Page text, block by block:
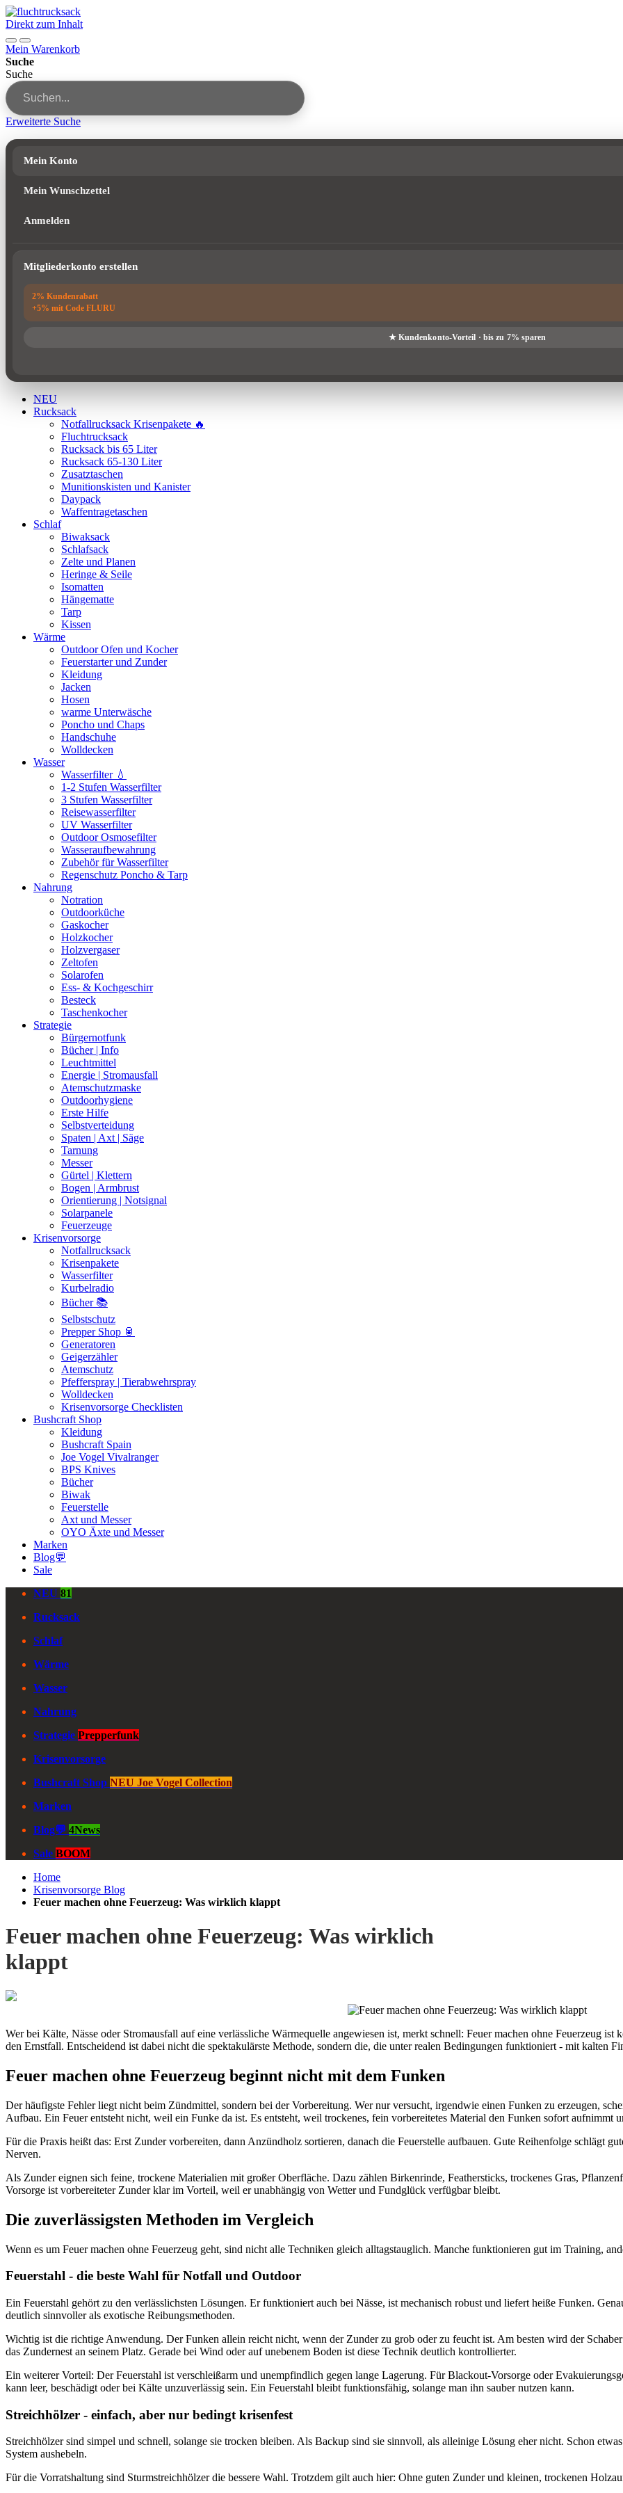
Direkt zum Inhalt
Mein Warenkorb
Suche
Suche
Erweiterte Suche
Mein Konto
Mein Wunschzettel
Anmelden
Mitgliederkonto erstellen
NEU
Rucksack
Notfallrucksack Krisenpakete 🔥
Fluchtrucksack
Rucksack bis 65 Liter
Rucksack 65-130 Liter
Zusatztaschen
Munitionskisten und Kanister
Daypack
Waffentragetaschen
Schlaf
Biwaksack
Schlafsack
Zelte und Planen
Heringe & Seile
Isomatten
Hängematte
Tarp
Kissen
Wärme
Outdoor Ofen und Kocher
Feuerstarter und Zunder
Kleidung
Jacken
Hosen
warme Unterwäsche
Poncho und Chaps
Handschuhe
Wolldecken
Wasser
Wasserfilter 💧
1-2 Stufen Wasserfilter
3 Stufen Wasserfilter
Reisewasserfilter
UV Wasserfilter
Outdoor Osmosefilter
Wasseraufbewahrung
Zubehör für Wasserfilter
Regenschutz Poncho & Tarp
Nahrung
Notration
Outdoorküche
Gaskocher
Holzkocher
Holzvergaser
Zeltofen
Solarofen
Ess- & Kochgeschirr
Besteck
Taschenkocher
Strategie
Bürgernotfunk
Bücher | Info
Leuchtmittel
Energie | Stromausfall
Atemschutzmaske
Outdoorhygiene
Erste Hilfe
Selbstverteidung
Spaten | Axt | Säge
Tarnung
Messer
Gürtel | Klettern
Bogen | Armbrust
Orientierung | Notsignal
Solarpanele
Feuerzeuge
Krisenvorsorge
Notfallrucksack
Krisenpakete
Wasserfilter
Kurbelradio
Bücher 📚
Selbstschutz
Prepper Shop 🥫
Generatoren
Geigerzähler
Atemschutz
Pfefferspray | Tierabwehrspray
Wolldecken
Krisenvorsorge Checklisten
Bushcraft Shop
Kleidung
Bushcraft Spain
Joe Vogel Vivalranger
BPS Knives
Bücher
Biwak
Feuerstelle
Axt und Messer
OYO Äxte und Messer
Marken
Blog💬
Sale
NEU 81
Rucksack
Schlaf
Wärme
Wasser
Nahrung
Strategie Prepperfunk
Krisenvorsorge
Bushcraft Shop NEU Joe Vogel Collection
Marken
Blog💬 4News
Sale BOOM
Home
Krisenvorsorge Blog
Feuer machen ohne Feuerzeug: Was wirklich klappt
Feuer machen ohne Feuerzeug: Was wirklich
klappt
Wer bei Kälte, Nässe oder Stromausfall auf eine verlässliche Wärmequelle angewiesen ist, merkt schnell: Feuer machen ohne Feuerzeug
den Ernstfall. Entscheidend ist dabei nicht die spektakulärste Methode, sondern die, die unter realen Bedingungen funktioniert - mit kalten
Feuer machen ohne Feuerzeug beginnt nicht mit dem Funken
Der häufigste Fehler liegt nicht beim Zündmittel, sondern bei der Vorbereitung. Wer nur versucht, irgendwie einen Funken zu erzeugen,
Aufbau. Ein Feuer entsteht nicht, weil ein Funke da ist. Es entsteht, weil trockenes, fein vorbereitetes Material den Funken sofort aufnimmt
Für die Praxis heißt das: Erst Zunder vorbereiten, dann Anzündholz sortieren, danach die Feuerstelle aufbauen. Gute Reihenfolge schlägt
Nerven.
Als Zunder eignen sich feine, trockene Materialien mit großer Oberfläche. Dazu zählen Birkenrinde, Feathersticks, trockenes Gras,
Vorsorge ist vorbereiteter Zunder klar im Vorteil, weil er unabhängig von Wetter und Fundglück verfügbar bleibt.
Die zuverlässigsten Methoden im Vergleich
Wenn es um Feuer machen ohne Feuerzeug geht, sind nicht alle Techniken gleich alltagstauglich. Manche funktionieren gut im Training,
Feuerstahl - die beste Wahl für Notfall und Outdoor
Ein Feuerstahl gehört zu den verlässlichsten Lösungen. Er funktioniert auch bei Nässe, ist mechanisch robust und liefert heiße Funken.
deutlich sinnvoller als exotische Reibungsmethoden.
Wichtig ist die richtige Anwendung. Der Funken allein reicht nicht, wenn der Zunder zu grob oder zu feucht ist. Am besten wird der
das Zundernest an seinem Platz. Gerade bei Wind oder auf unebenem Boden ist diese Technik deutlich kontrollierter.
Ein weiterer Vorteil: Der Feuerstahl ist verschleißarm und unempfindlich gegen lange Lagerung. Für Blackout-Vorsorge oder
kann leer, beschädigt oder bei Kälte unzuverlässig sein. Ein Feuerstahl bleibt funktionsfähig, solange man ihn sauber nutzen kann.
Streichhölzer - einfach, aber nur bedingt krisenfest
Streichhölzer sind simpel und schnell, solange sie trocken bleiben. Als Backup sind sie sinnvoll, als alleinige Lösung eher nicht. Schon
System aushebeln.
Für die Vorratshaltung sind Sturmstreichhölzer die bessere Wahl. Trotzdem gilt auch hier: Ohne guten Zunder und kleinen, trockenen